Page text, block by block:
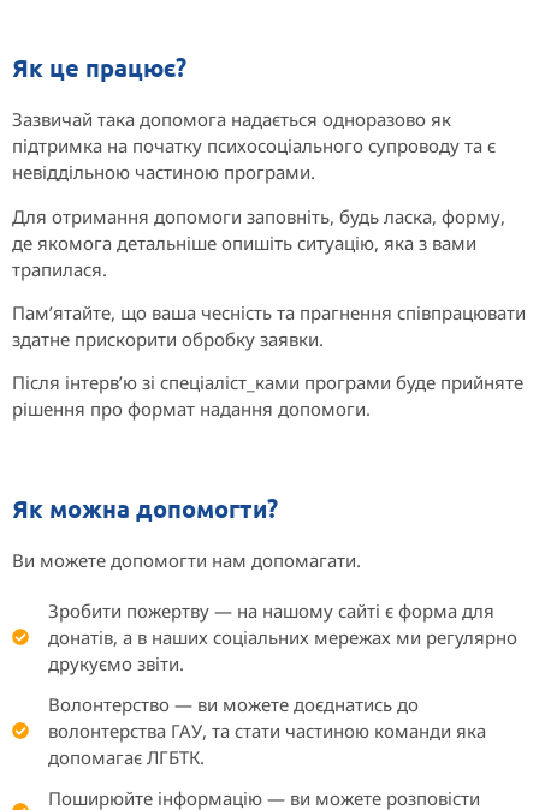
Як це працює?
Зазвичай така допомога надається одноразово як
підтримка на початку психосоціального супроводу та є
невіддільною частиною програми.
Для отримання допомоги заповніть, будь ласка, форму,
де якомога детальніше опишіть ситуацію, яка з вами
трапилася.
Пам’ятайте, що ваша чесність та прагнення співпрацювати
здатне прискорити обробку заявки.
Після інтерв’ю зі спеціаліст_ками програми буде прийняте
рішення про формат надання допомоги.
Як можна допомогти?
Ви можете допомогти нам допомагати.
Зробити пожертву — на нашому сайті є форма для
донатів, а в наших соціальних мережах ми регулярно
друкуємо звіти.
Волонтерство — ви можете доєднатись до
волонтерства ГАУ, та стати частиною команди яка
допомагає ЛГБТК.
Поширюйте інформацію — ви можете розповісти